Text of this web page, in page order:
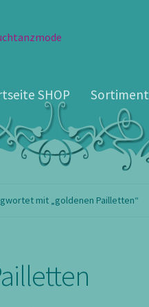
SHOP Sortiment
mit „goldenen Pailletten“